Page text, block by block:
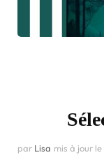
par Lisa mis à jour le